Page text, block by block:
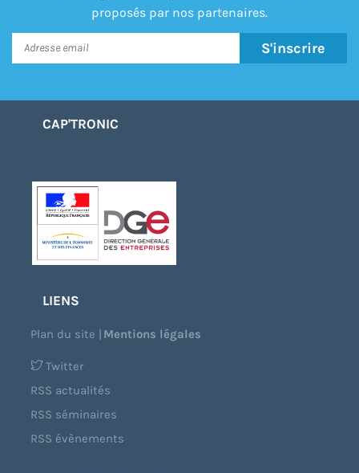
proposés par nos partenaires.
S'inscrire
CAP'TRONIC
LIENS
Plan du site |Mentions légales
Twitter
RSS actualités
RSS séminaires
RSS évènements